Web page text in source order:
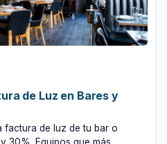
de Luz en Bares y
factura de luz de tu bar o
30%. Equipos que más